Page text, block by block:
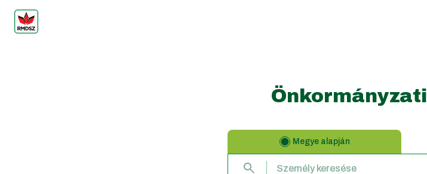
Önkormányzati
Megye alapján